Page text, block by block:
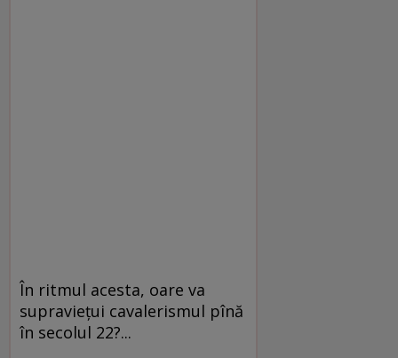
În ritmul acesta, oare va
supravieţui cavalerismul pînă
în secolul 22?...